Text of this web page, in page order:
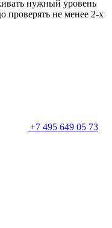
нужный уровень
проверять не менее 2-х
+7 495 649 05 73